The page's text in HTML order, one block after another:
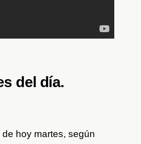
del día.
hoy martes, según